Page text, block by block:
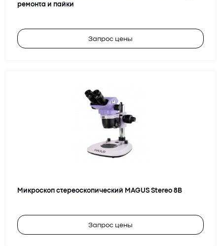
ремонта и пайки
Запрос цены
Микроскоп стереоскопический MAGUS Stereo 8B
Запрос цены